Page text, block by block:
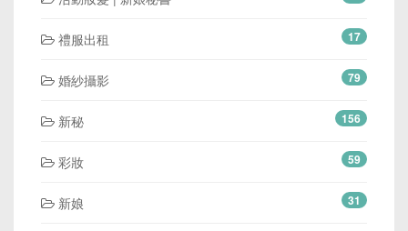
禮服出租 17
婚紗攝影 79
新秘 156
彩妝 59
新娘 31